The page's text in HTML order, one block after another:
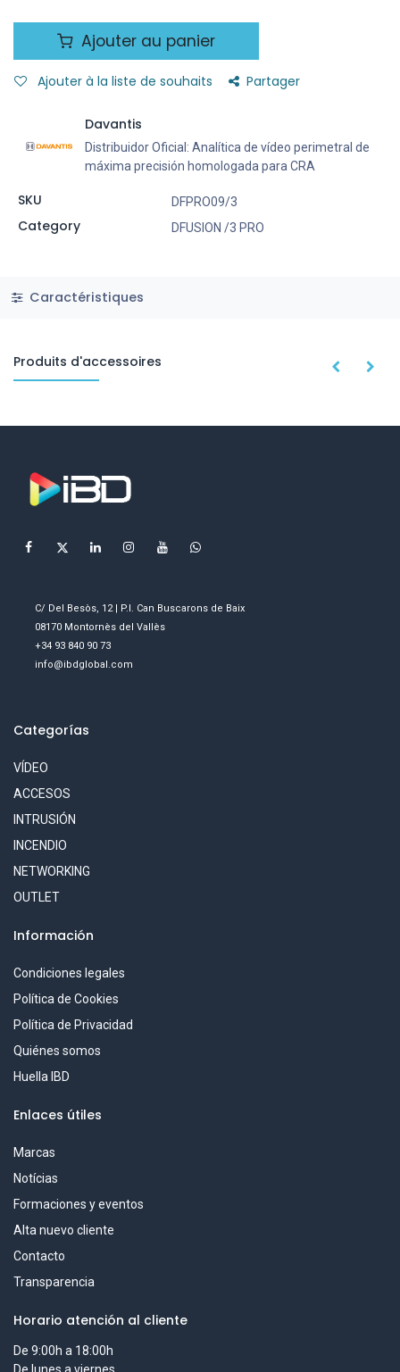
Ajouter au panier
Ajouter à la liste de souhaits Partager
Davantis
Distribuidor Oficial: Analítica de vídeo perimetral de
máxima precisión homologada para CRA
SKU DFPRO09/3
Category DFUSION /3 PRO
Caractéristiques
Produits d'accessoires
C/ Del Besòs, 12 | P.I. Can Buscarons de Baix
08170 Montornès del Vallès
+34 93 840 90 73
info@ibdglobal.com
Categorías
VÍDEO
ACCESOS
INTRUSIÓN
INCENDIO
NETWORKING
OUTLET
Información
Condiciones legales
Política de Cookies
Política de Privacidad
Quiénes somos
Huella IBD
Enlaces útiles
Marcas
Notícias
Formaciones y eventos
Alta nuevo cliente
Contacto
Transparencia
Horario atención al cliente
De 9:00h a 18:00h